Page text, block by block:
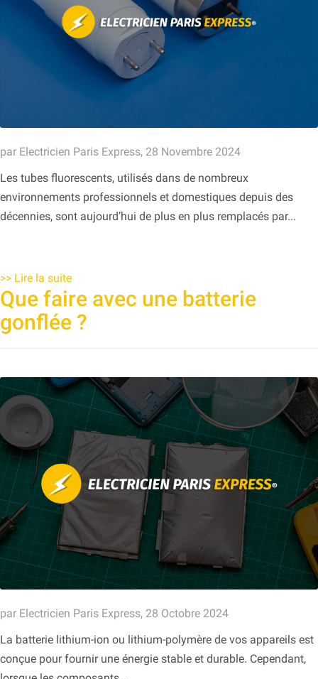
par Electricien Paris Express, 28 Novembre 2024
Les tubes fluorescents, utilisés dans de nombreux
environnements professionnels et domestiques depuis des
décennies, sont aujourd’hui de plus en plus remplacés par...
>> Lire la suite
Que faire avec une batterie
gonflée ?
par Electricien Paris Express, 28 Octobre 2024
La batterie lithium-ion ou lithium-polymère de vos appareils est
conçue pour fournir une énergie stable et durable. Cependant,